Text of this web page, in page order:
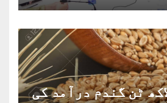
کی 10 لاکھ ٹن گندم درآمد کی